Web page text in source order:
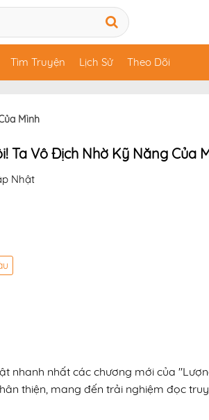
Tìm Truyện Lịch Sử Theo Dõi
Mình
Ta Vô Địch Nhờ Kỹ Năng Của
Nhật
nhanh nhất các chương mới của
thiện, mang đến trải nghiệm đọc